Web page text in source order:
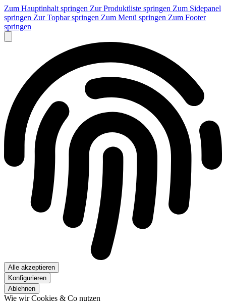
Zum Hauptinhalt springen Zur Produktliste springen Zum Sidepanel
springen Zur Topbar springen Zum Menü springen Zum Footer
springen
Alle akzeptieren
Konfigurieren
Ablehnen
Wie wir Cookies & Co nutzen